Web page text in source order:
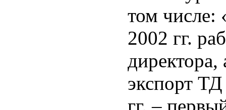
том
2002 гг.
директора,
экспорт
гг. –